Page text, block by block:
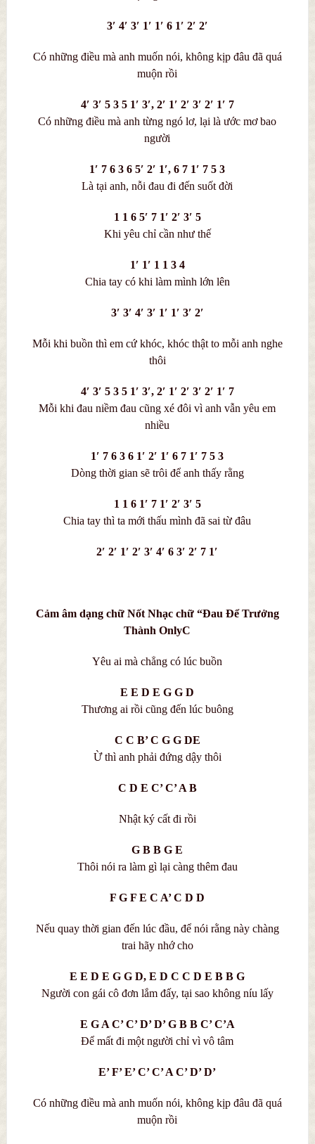
3′ 4′ 3′ 1′ 1′ 6 1′ 2′ 2′
Có những điều mà anh muốn nói, không kịp đâu đã quá
muộn rồi
4′ 3′ 5 3 5 1′ 3′, 2′ 1′ 2′ 3′ 2′ 1′ 7
Có những điều mà anh từng ngó lơ, lại là ước mơ bao
người
1′ 7 6 3 6 5′ 2′ 1′, 6 7 1′ 7 5 3
Là tại anh, nỗi đau đi đến suốt đời
1 1 6 5′ 7 1′ 2′ 3′ 5
Khi yêu chỉ cần như thế
1′ 1′ 1 1 3 4
Chia tay có khi làm mình lớn lên
3′ 3′ 4′ 3′ 1′ 1′ 3′ 2′
Mỗi khi buồn thì em cứ khóc, khóc thật to mỗi anh nghe
thôi
4′ 3′ 5 3 5 1′ 3′, 2′ 1′ 2′ 3′ 2′ 1′ 7
Mỗi khi đau niềm đau cũng xé đôi vì anh vẫn yêu em
nhiều
1′ 7 6 3 6 1′ 2′ 1′ 6 7 1′ 7 5 3
Dòng thời gian sẽ trôi để anh thấy rằng
1 1 6 1′ 7 1′ 2′ 3′ 5
Chia tay thì ta mới thấu mình đã sai từ đâu
2′ 2′ 1′ 2′ 3′ 4′ 6 3′ 2′ 7 1′
Cảm âm dạng chữ Nốt Nhạc chữ “Đau Để Trưởng
Thành OnlyC
Yêu ai mà chẳng có lúc buồn
E E D E G G D
Thương ai rồi cũng đến lúc buông
C C B’ C G G DE
Ừ thì anh phải đứng dậy thôi
C D E C’ C’ A B
Nhật ký cất đi rồi
G B B G E
Thôi nói ra làm gì lại càng thêm đau
F G F E C A’ C D D
Nếu quay thời gian đến lúc đầu, để nói rằng này chàng
trai hãy nhớ cho
E E D E G G D, E D C C D E B B G
Người con gái cô đơn lắm đấy, tại sao không níu lấy
E G A C’ C’ D’ D’ G B B C’ C’A
Để mất đi một người chỉ vì vô tâm
E’ F’ E’ C’ C’ A C’ D’ D’
Có những điều mà anh muốn nói, không kịp đâu đã quá
muộn rồi